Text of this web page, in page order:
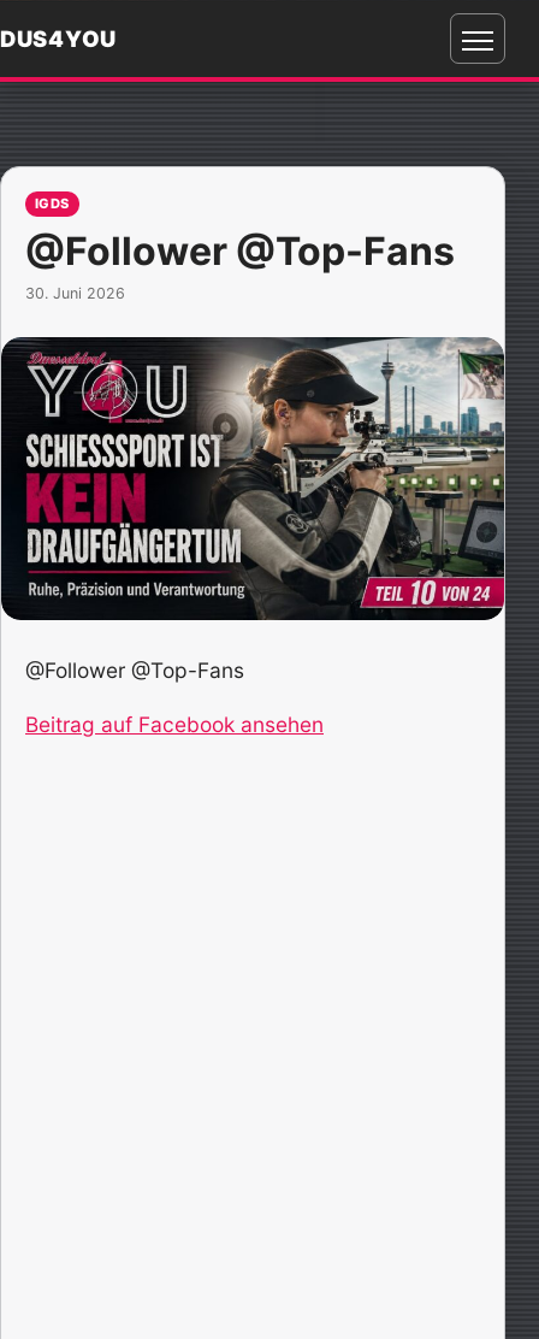
DUS4YOU
Menü
IGDS
@Follower @Top-Fans
30. Juni 2026
@Follower @Top-Fans
Beitrag auf Facebook ansehen